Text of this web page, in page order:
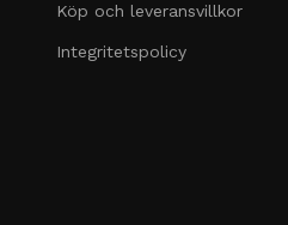
Köp och leveransvillkor
Integritetspolicy